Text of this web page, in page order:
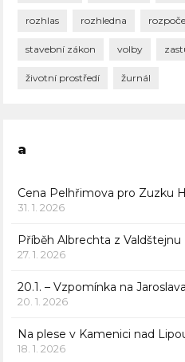
rozhlas rozhledna
stavební zákon volby
životní prostředí žurnál
a
Cena Pelhřimova pro Zuzku
31. 1. 2026
Příběh Albrechta z Valdštejnu
27. 1. 2026
20.1. – Vzpomínka na
20. 1. 2026
Na plese v Kamenici nad
18. 1. 2026